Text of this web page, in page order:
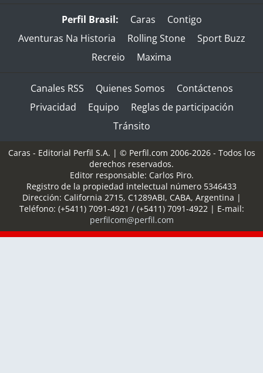
Perfil Brasil: Caras
Contigo
Aventuras Na Historia
Rolling Stone
Sport Buzz
Recreio
Maxima
Canales RSS Quienes Somos
Contáctenos
Privacidad
Equipo
Reglas de participación
Tránsito
Caras - Editorial Perfil S.A. | © Perfil.com 2006-2026 - Todos los
derechos reservados.
Editor responsable: Carlos Piro.
Registro de la propiedad intelectual número 5346433
Dirección: California 2715, C1289ABI, CABA, Argentina |
Teléfono: (+5411) 7091-4921 / (+5411) 7091-4922| E-mail:
perfilcom@perfil.com